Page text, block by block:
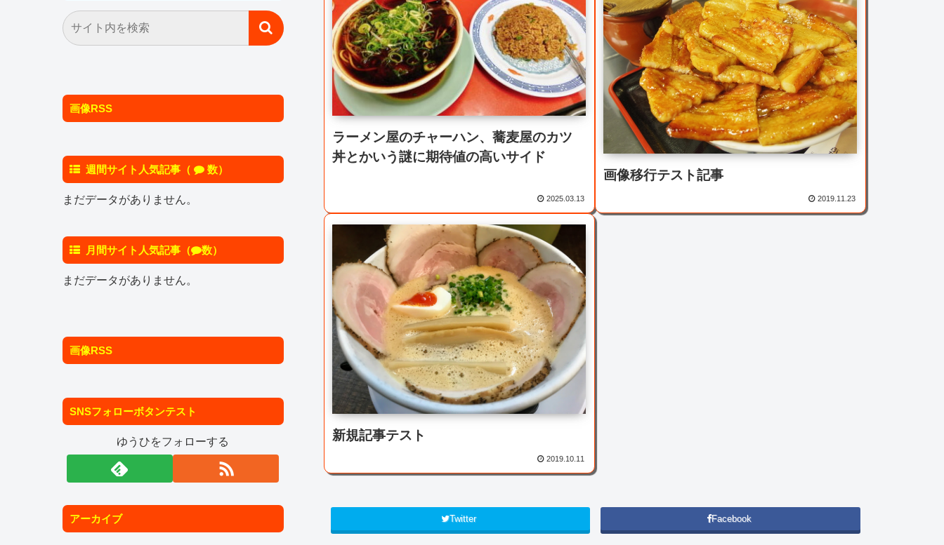
ラーメン屋のチャーハン、蕎麦屋のカツ
丼とかいう謎に期待値の高いサイド
2025.03.13
画像移行テスト記事
2019.11.23
新規記事テスト
2019.10.11
Twitter Facebook
画像RSS
週間サイト人気記事（ 数）
まだデータがありません。
月間サイト人気記事（ 数）
まだデータがありません。
画像RSS
SNSフォローボタンテスト
ゆうひをフォローする
アーカイブ